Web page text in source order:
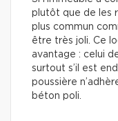
plutôt que de les
plus commun
être très joli. Ce
avantage : celui
surtout s’il est
poussière
béton poli.